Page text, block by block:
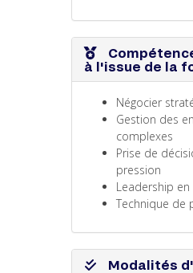
à l'issue de la
Négocier
Gestion des
complexes
Prise de
pression
Leadership
Technique de
Modalités